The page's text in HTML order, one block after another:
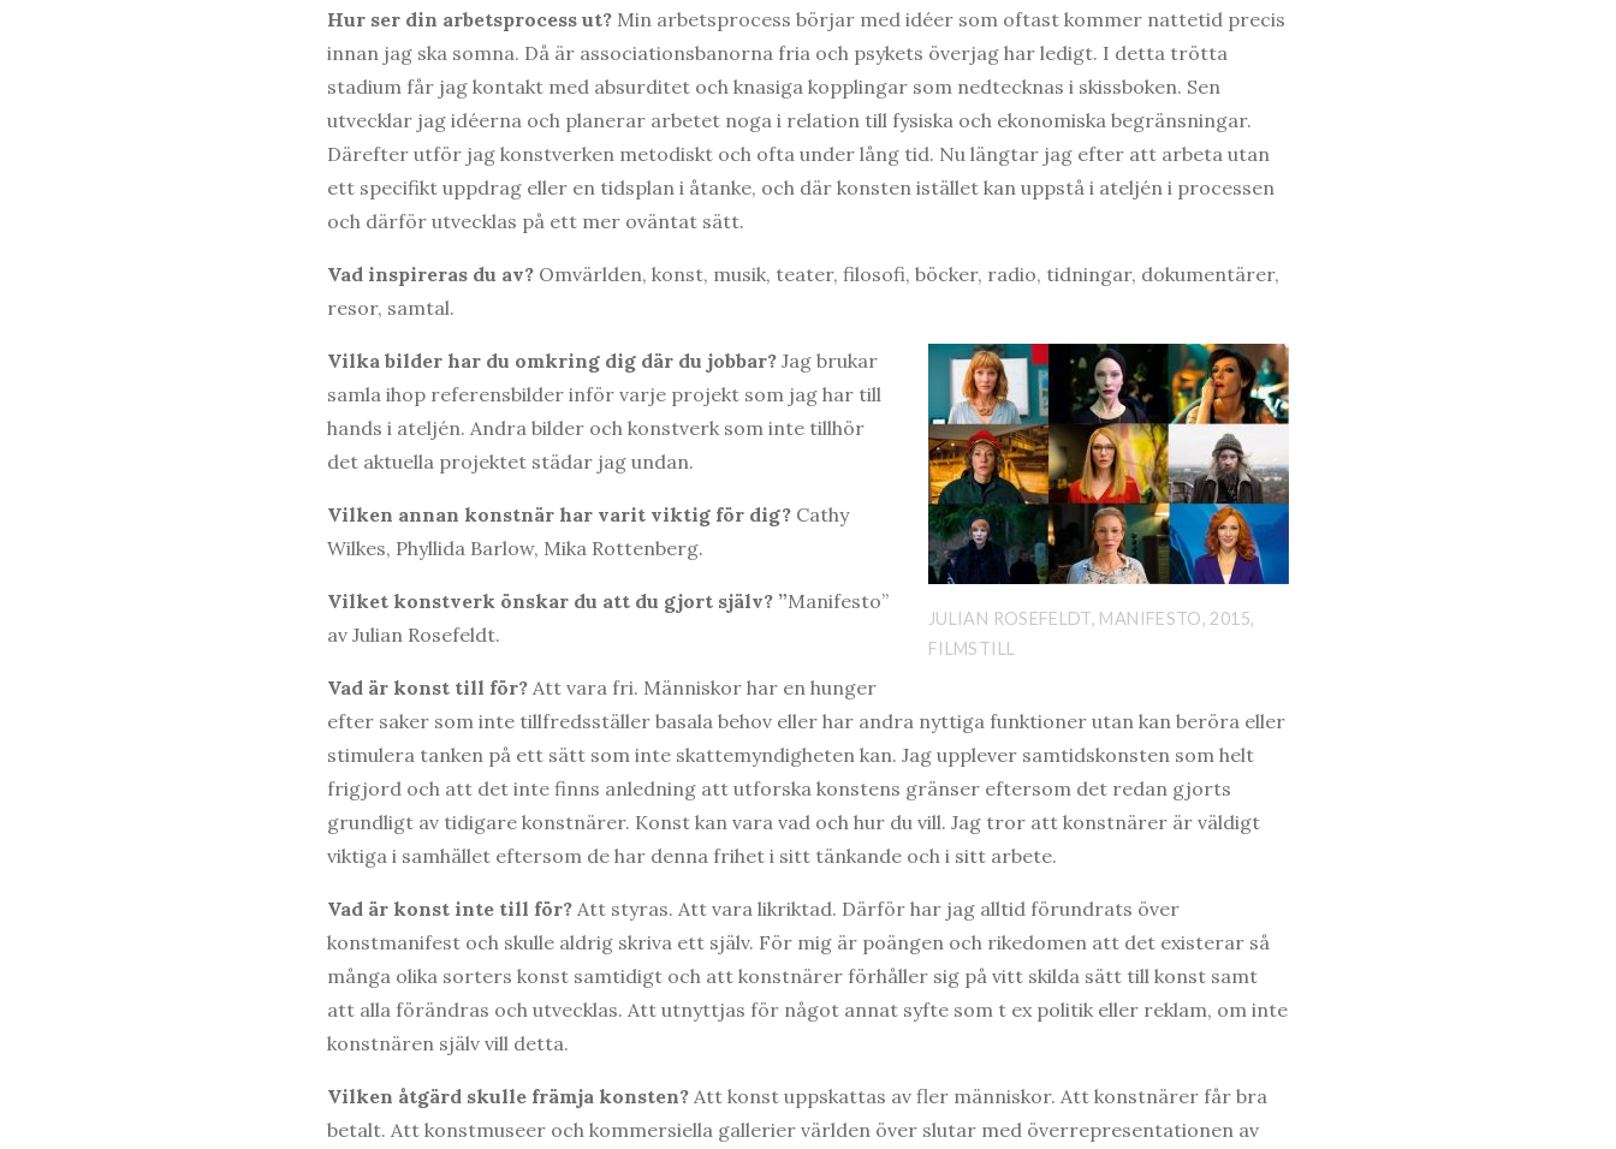
Hur ser din arbetsprocess ut? Min arbetsprocess börjar med idéer som oftast kommer nattetid precis
innan jag ska somna. Då är associationsbanorna fria och psykets överjag har ledigt. I detta trötta
stadium får jag kontakt med absurditet och knasiga kopplingar som nedtecknas i skissboken. Sen
utvecklar jag idéerna och planerar arbetet noga i relation till fysiska och ekonomiska begränsningar.
Därefter utför jag konstverken metodiskt och ofta under lång tid. Nu längtar jag efter att arbeta utan
ett specifikt uppdrag eller en tidsplan i åtanke, och där konsten istället kan uppstå i ateljén i processen
och därför utvecklas på ett mer oväntat sätt.
Vad inspireras du av? Omvärlden, konst, musik, teater, filosofi, böcker, radio, tidningar, dokumentärer,
resor, samtal.
JULIAN ROSEFELDT, MANIFESTO, 2015,
FILMSTILL
Vilka bilder har du omkring dig där du jobbar? Jag brukar
samla ihop referensbilder inför varje projekt som jag har till
hands i ateljén. Andra bilder och konstverk som inte tillhör
det aktuella projektet städar jag undan.
Vilken annan konstnär har varit viktig för dig? Cathy
Wilkes, Phyllida Barlow, Mika Rottenberg.
Vilket konstverk önskar du att du gjort själv? ”Manifesto”
av Julian Rosefeldt.
Vad är konst till för? Att vara fri. Människor har en hunger
efter saker som inte tillfredsställer basala behov eller har andra nyttiga funktioner utan kan beröra eller
stimulera tanken på ett sätt som inte skattemyndigheten kan. Jag upplever samtidskonsten som helt
frigjord och att det inte finns anledning att utforska konstens gränser eftersom det redan gjorts
grundligt av tidigare konstnärer. Konst kan vara vad och hur du vill. Jag tror att konstnärer är väldigt
viktiga i samhället eftersom de har denna frihet i sitt tänkande och i sitt arbete.
Vad är konst inte till för? Att styras. Att vara likriktad. Därför har jag alltid förundrats över
konstmanifest och skulle aldrig skriva ett själv. För mig är poängen och rikedomen att det existerar så
många olika sorters konst samtidigt och att konstnärer förhåller sig på vitt skilda sätt till konst samt
att alla förändras och utvecklas. Att utnyttjas för något annat syfte som t ex politik eller reklam, om inte
konstnären själv vill detta.
Vilken åtgärd skulle främja konsten? Att konst uppskattas av fler människor. Att konstnärer får bra
betalt. Att konstmuseer och kommersiella gallerier världen över slutar med överrepresentationen av